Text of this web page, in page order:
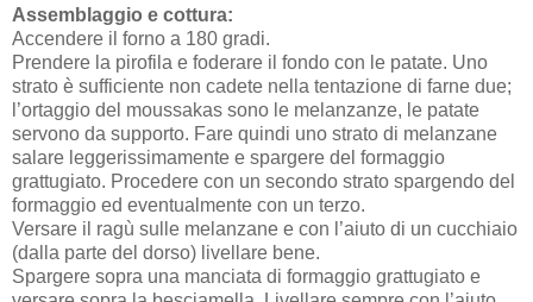
Assemblaggio e cottura:
Accendere il forno a 180 gradi.
Prendere la pirofila e foderare il fondo con le patate. Uno
strato è sufficiente non cadete nella tentazione di farne due;
l’ortaggio del moussakas sono le melanzanze, le patate
servono da supporto. Fare quindi uno strato di melanzane
salare leggerissimamente e spargere del formaggio
grattugiato. Procedere con un secondo strato spargendo del
formaggio ed eventualmente con un terzo.
Versare il ragù sulle melanzane e con l’aiuto di un cucchiaio
(dalla parte del dorso) livellare bene.
Spargere sopra una manciata di formaggio grattugiato e